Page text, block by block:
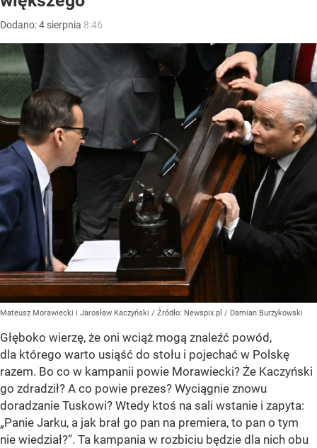
Dodano:4 sierpnia 8:46
Mateusz Morawiecki i Jarosław Kaczyński / Źródło: Newspix.pl / Damian Burzykowski
Głęboko wierzę, że oni wciąż mogą znaleźć powód,
dla którego warto usiąść do stołu i pojechać w Polskę
razem. Bo co w kampanii powie Morawiecki? Że Kaczyński
go zdradził? A co powie prezes? Wyciągnie znowu
doradzanie Tuskowi? Wtedy ktoś na sali wstanie i zapyta:
„Panie Jarku, a jak brał go pan na premiera, to pan o tym
nie wiedział?”. Ta kampania w rozbiciu będzie dla nich obu